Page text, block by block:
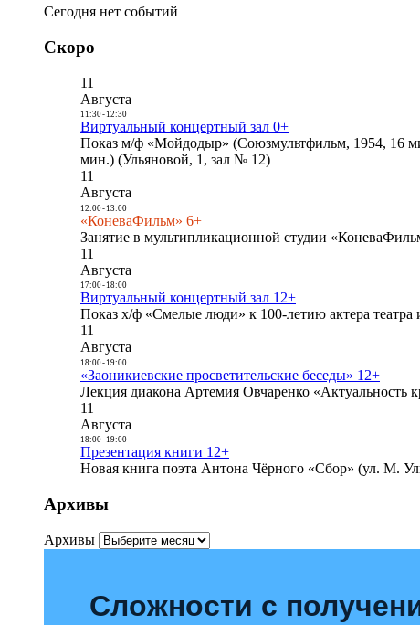
Сегодня нет событий
Скоро
11
Августа
11:30- 12:30
Виртуальный концертный зал 0+
Показ м/ф «Мойдодыр» (Союзмультфильм, 1954, 16
мин.) (Ульяновой, 1, зал № 12)
11
Августа
12:00- 13:00
«КоневаФильм» 6+
Занятие в мультипликационной студии
11
Августа
17:00- 18:00
Виртуальный концертный зал 12+
Показ х/ф «Смелые люди» к 100-летию актера
11
Августа
18:00- 19:00
«Заоникиевские просветительские беседы» 12+
Лекция диакона Артемия Овчаренко «Актуальность
11
Августа
18:00- 19:00
Презентация книги 12+
Новая книга поэта Антона Чёрного «Сбор» (ул. М.
Архивы
Архивы
Сложности с